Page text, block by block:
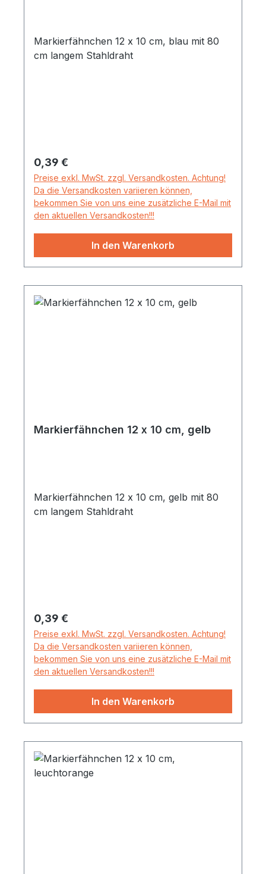
Markierfähnchen 12 x 10 cm, blau mit 80
cm langem Stahldraht
Regulärer Preis:
0,39 €
Preise exkl. MwSt. zzgl. Versandkosten. Achtung!
Da die Versandkosten variieren können,
bekommen Sie von uns eine zusätzliche E-Mail mit
den aktuellen Versandkosten!!!
In den Warenkorb
Markierfähnchen 12 x 10 cm, gelb
Markierfähnchen 12 x 10 cm, gelb mit 80
cm langem Stahldraht
Regulärer Preis:
0,39 €
Preise exkl. MwSt. zzgl. Versandkosten. Achtung!
Da die Versandkosten variieren können,
bekommen Sie von uns eine zusätzliche E-Mail mit
den aktuellen Versandkosten!!!
In den Warenkorb